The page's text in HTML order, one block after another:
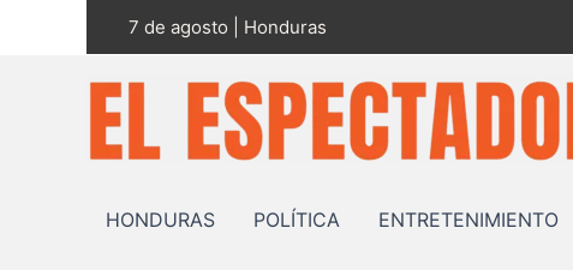
7 de agosto | Honduras
HONDURAS POLÍTICA ENTRETENIMIENTO